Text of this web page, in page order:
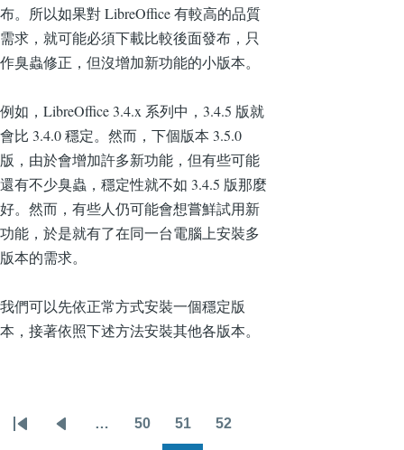
布。所以如果對 LibreOffice 有較高的品質
需求，就可能必須下載比較後面發布，只
作臭蟲修正，但沒增加新功能的小版本。
例如，LibreOffice 3.4.x 系列中，3.4.5 版就
會比 3.4.0 穩定。然而，下個版本 3.5.0
版，由於會增加許多新功能，但有些可能
還有不少臭蟲，穩定性就不如 3.4.5 版那麼
好。然而，有些人仍可能會想嘗鮮試用新
功能，於是就有了在同一台電腦上安裝多
版本的需求。
我們可以先依正常方式安裝一個穩定版
本，接著依照下述方法安裝其他各版本。
Pagination
First Previous
… 50 51 52